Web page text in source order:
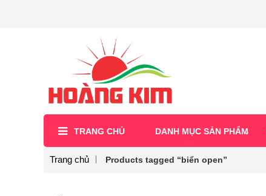
TRANG CHỦ DANH MỤC SẢN PHẨM
Trang chủ Products tagged “biển open”